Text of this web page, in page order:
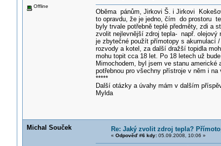
Offline
Oběma pánům, Jirkovi Š. i Jirkovi
to opravdu, že je jedno, čím do prostoru
byly trvale potřebně teplé předměty, zdi a
zvolit nejlevnější zdroj tepla- např. olejový
je zbytečné použít přímotopy s akumulací
rozvody a kotel, za další dražší topidla
mohu topit cca 18 let. Po 18 letech už
Mimochodem, byl jsem ve stanu americké
potřebnou pro všechny přístroje v něm i
*****
Další otázky a úvahy mám v dalším
Mylda
Michal Souček Re: Jaký zvolit zdroj tepla?
« Odpověď #6 kdy:05.09.2008, 10:06 »